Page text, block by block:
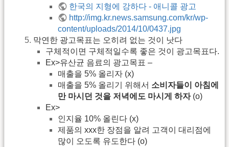
한국의 지형에 강하다 - 애니콜 광고
http://img.kr.news.samsung.com/kr/wp-
content/uploads/2014/10/0437.jpg
막연한 광고목표는 오히려 없는 것이 낫다
구체적이면 구체적일수록 좋은 것이 광고목표다.
Ex>유산균 음료의 광고목표 –
매출을 5% 올리자 (x)
매출을 5% 올리기 위해서 소비자들이 아침에
만 마시던 것을 저녁에도 마시게 하자(o)
Ex>
인지율 10% 올린다 (x)
제품의 xxx한 장점을 알려 고객이 대리점에
많이 오도록 유도한다 (o)